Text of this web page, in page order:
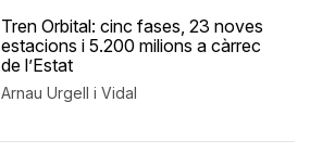
Tren Orbital: cinc fases, 23 noves
estacions i 5.200 milions a càrrec
de l’Estat
Arnau Urgell i Vidal